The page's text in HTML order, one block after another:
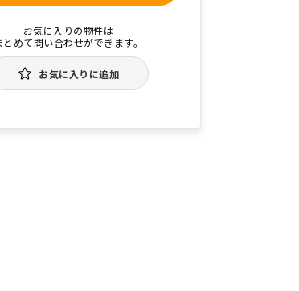
お気に入りの物件は
とめて問い合わせができます。
お気に入りに追加